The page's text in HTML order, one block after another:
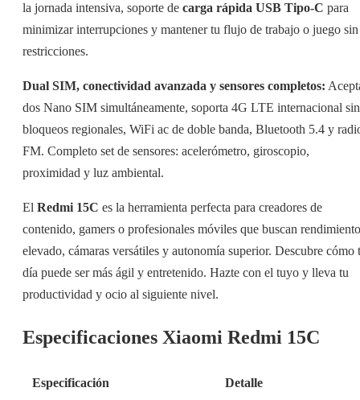
la jornada intensiva, soporte de carga rápida USB Tipo-C para
minimizar interrupciones y mantener tu flujo de trabajo o juego sin
restricciones.
Dual SIM, conectividad avanzada y sensores completos:
dos Nano SIM simultáneamente, soporta 4G LTE internacional sin
bloqueos regionales, WiFi ac de doble banda, Bluetooth 5.4 y
FM. Completo set de sensores: acelerómetro, giroscopio,
proximidad y luz ambiental.
El Redmi 15C es la herramienta perfecta para creadores de
contenido, gamers o profesionales móviles que buscan rendimiento
elevado, cámaras versátiles y autonomía superior. Descubre cómo
día puede ser más ágil y entretenido. Hazte con el tuyo y lleva tu
productividad y ocio al siguiente nivel.
Especificaciones Xiaomi Redmi 15C
Especificación
Detalle